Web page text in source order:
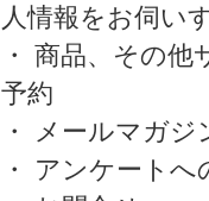
人情報をお伺い
・ 商品、その
予約
・ メールマガ
・ アンケートへ